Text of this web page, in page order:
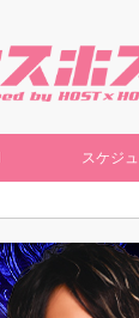
スケジ